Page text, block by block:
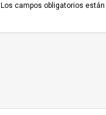
Los campos obligatorios